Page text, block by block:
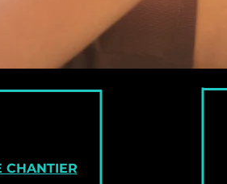
CHANTIER